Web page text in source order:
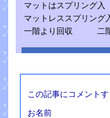
マットはスプリング入
マットレススプリング
一階より回収 二階
この記事にコメントす
お名前